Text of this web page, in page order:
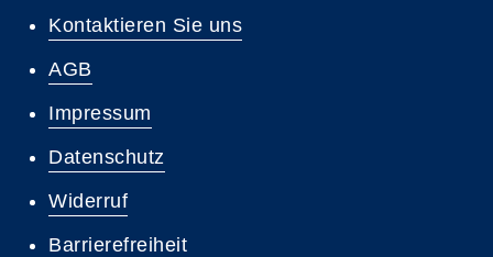
Kontaktieren Sie uns
AGB
Impressum
Datenschutz
Widerruf
Barrierefreiheit